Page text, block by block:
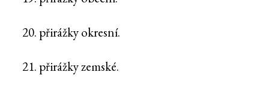
20. přirážky okresní.
21. přirážky zemské.